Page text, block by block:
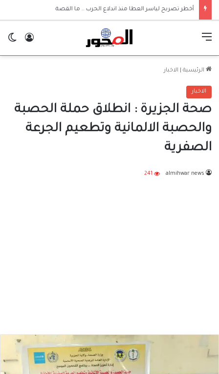
أخطر تصريح لياسر العطا منذ اندلاع الحرب .. ما القصة
الرئيسية الاخبار
الاخبار
صحة الجزيرة : انطلاق حملة الحصبة
والحصبة الالمانية وتطعيم الجرعة
الصفرية
almihwar news
241